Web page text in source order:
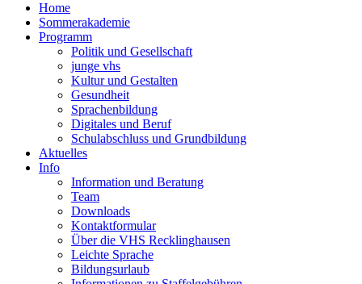
Home
Sommerakademie
Programm
Politik und Gesellschaft
junge vhs
Kultur und Gestalten
Gesundheit
Sprachenbildung
Digitales und Beruf
Schulabschluss und Grundbildung
Aktuelles
Info
Information und Beratung
Team
Downloads
Kontaktformular
Über die VHS Recklinghausen
Leichte Sprache
Bildungsurlaub